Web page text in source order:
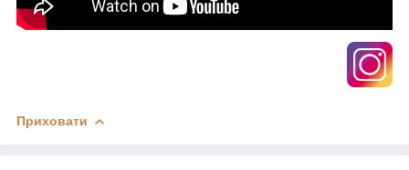
Приховати